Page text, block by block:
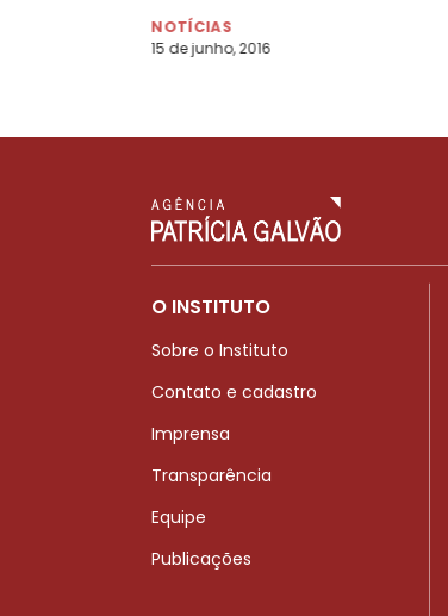
NOTÍCIAS
15 de junho, 2016
O INSTITUTO
Sobre o Instituto
Contato e cadastro
Imprensa
Transparência
Equipe
Publicações